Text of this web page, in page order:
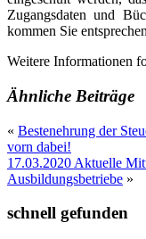
Zugangsdaten und
kommen Sie
Weitere Informationen
Ähnliche Beiträge
« Bestenehrung der
vorn dabei!
17.03.2020 Aktuelle
Ausbildungsbetriebe »
schnell gefunden